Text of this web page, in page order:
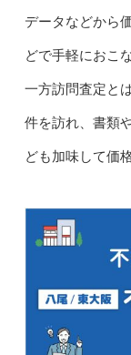
データなどから
どで手軽におこ
一方訪問査定と
件を訪れ、書類
ども加味して価